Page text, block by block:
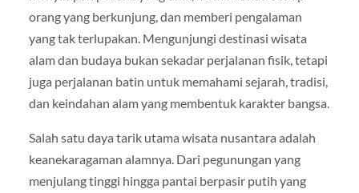
orang yang berkunjung, dan memberi pengalaman
yang tak terlupakan. Mengunjungi destinasi wisata
alam dan budaya bukan sekadar perjalanan fisik, tetapi
juga perjalanan batin untuk memahami sejarah, tradisi,
dan keindahan alam yang membentuk karakter bangsa.
Salah satu daya tarik utama wisata nusantara adalah
keanekaragaman alamnya. Dari pegunungan yang
menjulang tinggi hingga pantai berpasir putih yang